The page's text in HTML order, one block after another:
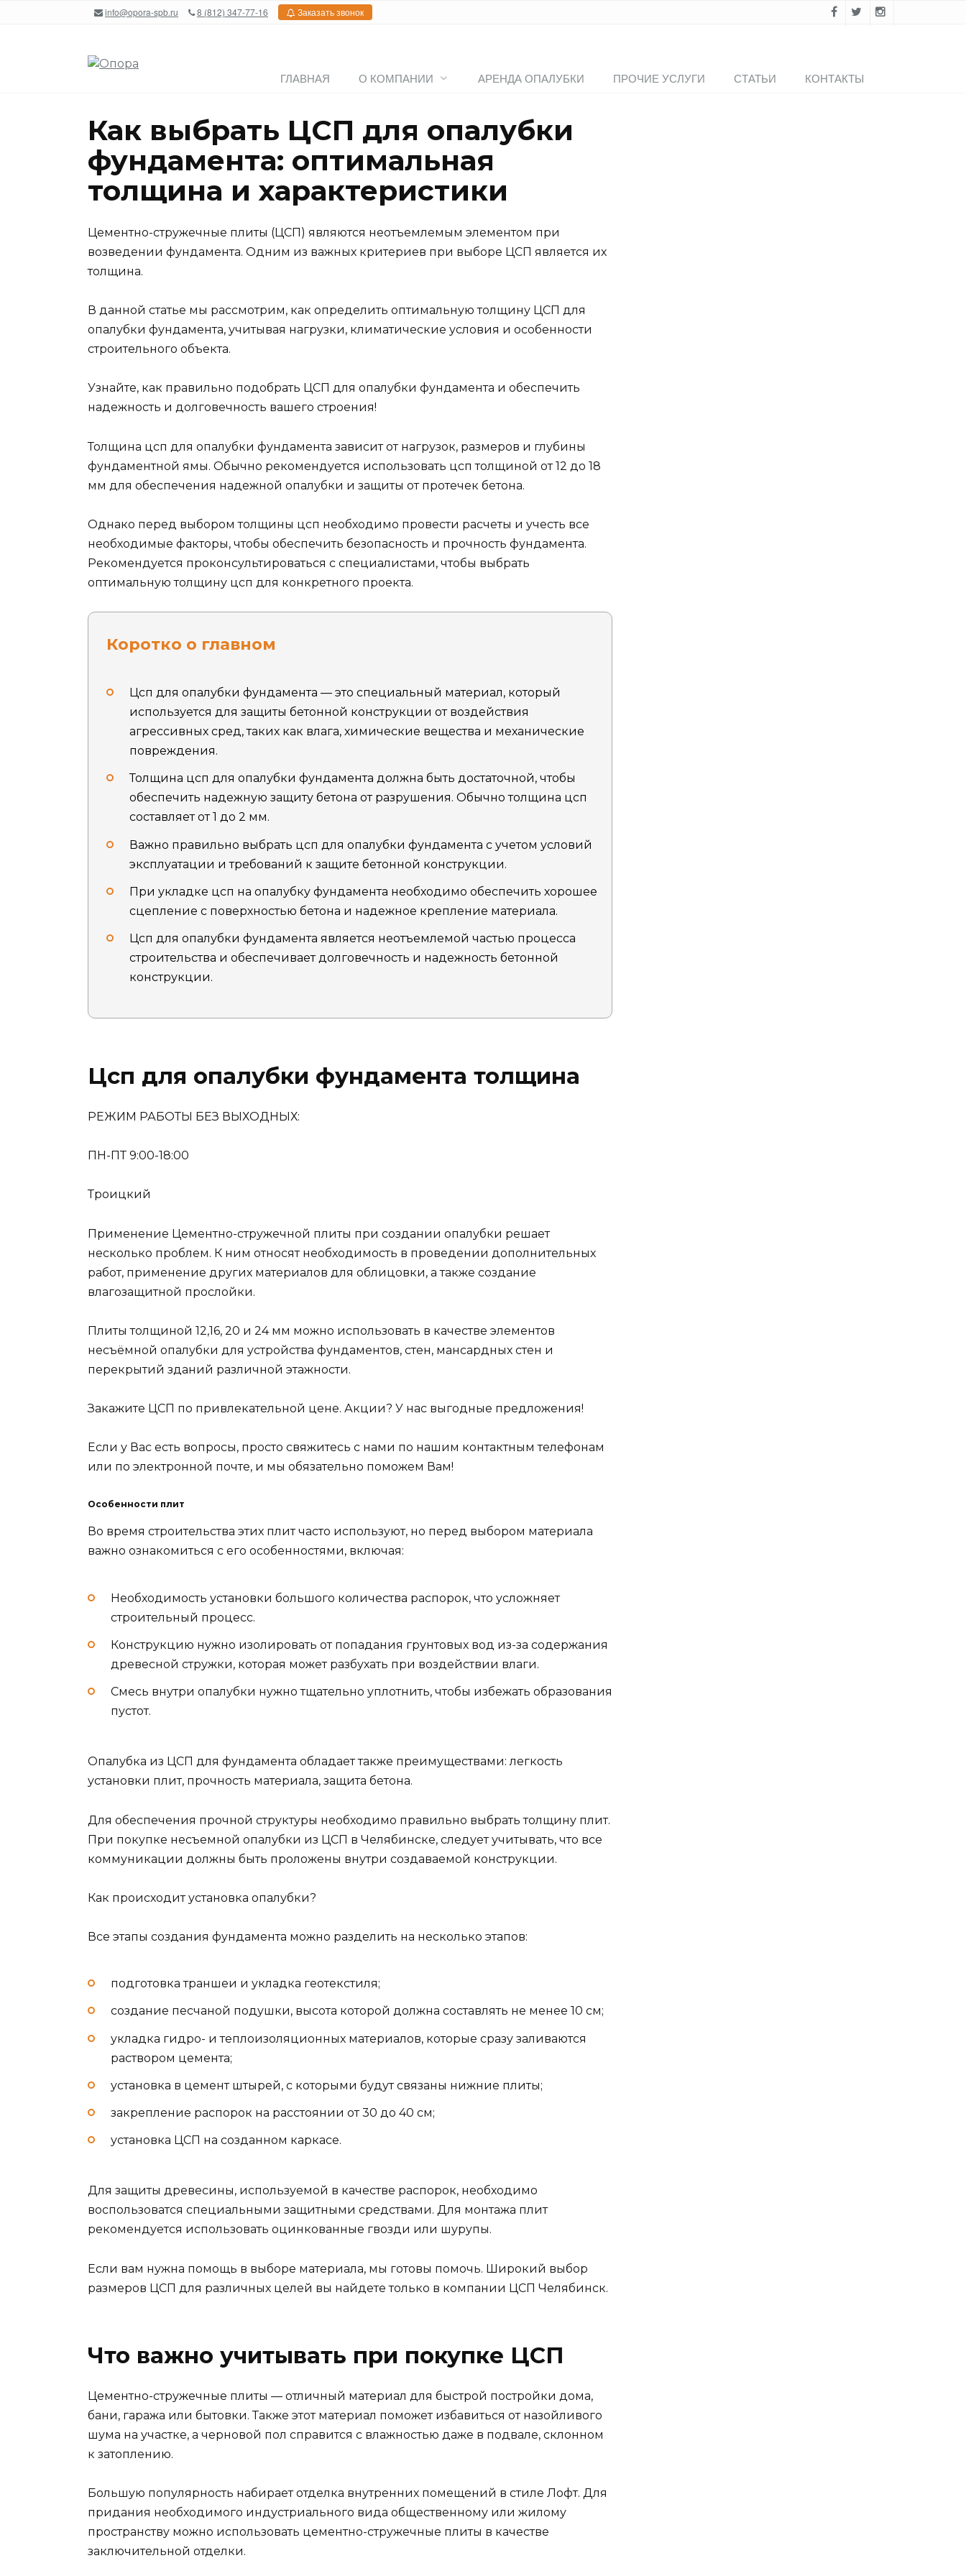
info@opora-spb.ru 8 (812) 347-77-16 Заказать звонок
ГЛАВНАЯ О КОМПАНИИ АРЕНДА ОПАЛУБКИ ПРОЧИЕ УСЛУГИ СТАТЬИ КОНТАКТЫ
Как выбрать ЦСП для опалубки
фундамента: оптимальная
толщина и характеристики
Цементно-стружечные плиты (ЦСП) являются неотъемлемым элементом при
возведении фундамента. Одним из важных критериев при выборе ЦСП является их
толщина.
В данной статье мы рассмотрим, как определить оптимальную толщину ЦСП для
опалубки фундамента, учитывая нагрузки, климатические условия и особенности
строительного объекта.
Узнайте, как правильно подобрать ЦСП для опалубки фундамента и обеспечить
надежность и долговечность вашего строения!
Толщина цсп для опалубки фундамента зависит от нагрузок, размеров и глубины
фундаментной ямы. Обычно рекомендуется использовать цсп толщиной от 12 до 18
мм для обеспечения надежной опалубки и защиты от протечек бетона.
Однако перед выбором толщины цсп необходимо провести расчеты и учесть все
необходимые факторы, чтобы обеспечить безопасность и прочность фундамента.
Рекомендуется проконсультироваться с специалистами, чтобы выбрать
оптимальную толщину цсп для конкретного проекта.
Коротко о главном
Цсп для опалубки фундамента — это специальный материал, который
используется для защиты бетонной конструкции от воздействия
агрессивных сред, таких как влага, химические вещества и механические
повреждения.
Толщина цсп для опалубки фундамента должна быть достаточной, чтобы
обеспечить надежную защиту бетона от разрушения. Обычно толщина цсп
составляет от 1 до 2 мм.
Важно правильно выбрать цсп для опалубки фундамента с учетом условий
эксплуатации и требований к защите бетонной конструкции.
При укладке цсп на опалубку фундамента необходимо обеспечить хорошее
сцепление с поверхностью бетона и надежное крепление материала.
Цсп для опалубки фундамента является неотъемлемой частью процесса
строительства и обеспечивает долговечность и надежность бетонной
конструкции.
Цсп для опалубки фундамента толщина
РЕЖИМ РАБОТЫ БЕЗ ВЫХОДНЫХ:
ПН-ПТ 9:00-18:00
Троицкий
Применение Цементно-стружечной плиты при создании опалубки решает
несколько проблем. К ним относят необходимость в проведении дополнительных
работ, применение других материалов для облицовки, а также создание
влагозащитной прослойки.
Плиты толщиной 12,16, 20 и 24 мм можно использовать в качестве элементов
несъёмной опалубки для устройства фундаментов, стен, мансардных стен и
перекрытий зданий различной этажности.
Закажите ЦСП по привлекательной цене. Акции? У нас выгодные предложения!
Если у Вас есть вопросы, просто свяжитесь с нами по нашим контактным телефонам
или по электронной почте, и мы обязательно поможем Вам!
Особенности плит
Во время строительства этих плит часто используют, но перед выбором материала
важно ознакомиться с его особенностями, включая:
Необходимость установки большого количества распорок, что усложняет
строительный процесс.
Конструкцию нужно изолировать от попадания грунтовых вод из-за содержания
древесной стружки, которая может разбухать при воздействии влаги.
Смесь внутри опалубки нужно тщательно уплотнить, чтобы избежать образования
пустот.
Опалубка из ЦСП для фундамента обладает также преимуществами: легкость
установки плит, прочность материала, защита бетона.
Для обеспечения прочной структуры необходимо правильно выбрать толщину плит.
При покупке несъемной опалубки из ЦСП в Челябинске, следует учитывать, что все
коммуникации должны быть проложены внутри создаваемой конструкции.
Как происходит установка опалубки?
Все этапы создания фундамента можно разделить на несколько этапов:
подготовка траншеи и укладка геотекстиля;
создание песчаной подушки, высота которой должна составлять не менее 10 см;
укладка гидро- и теплоизоляционных материалов, которые сразу заливаются
раствором цемента;
установка в цемент штырей, с которыми будут связаны нижние плиты;
закрепление распорок на расстоянии от 30 до 40 см;
установка ЦСП на созданном каркасе.
Для защиты древесины, используемой в качестве распорок, необходимо
воспользоватся специальными защитными средствами. Для монтажа плит
рекомендуется использовать оцинкованные гвозди или шурупы.
Если вам нужна помощь в выборе материала, мы готовы помочь. Широкий выбор
размеров ЦСП для различных целей вы найдете только в компании ЦСП Челябинск.
Что важно учитывать при покупке ЦСП
Цементно-стружечные плиты — отличный материал для быстрой постройки дома,
бани, гаража или бытовки. Также этот материал поможет избавиться от назойливого
шума на участке, а черновой пол справится с влажностью даже в подвале, склонном
к затоплению.
Большую популярность набирает отделка внутренних помещений в стиле Лофт. Для
придания необходимого индустриального вида общественному или жилому
пространству можно использовать цементно-стружечные плиты в качестве
заключительной отделки.